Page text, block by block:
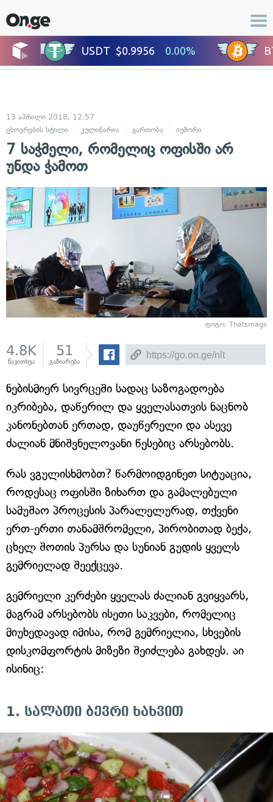
13 აპრილი 2018, 12:57
ცხოვრების სტილი
კულინარია გართობა იუმორი
7 საჭმელი, რომელიც ოფისში არ
უნდა ჭამოთ
ფოტო: Thatsmags
4.8K
წაკითხვა
51
გაზიარება
ნებისმიერ სივრცეში სადაც საზოგადოება
იკრიბება, დაწერილ და ყველასათვის ნაცნობ
კანონებთან ერთად, დაუწერელი და ასევე
ძალიან მნიშვნელოვანი წესებიც არსებობს.
რას ვგულისხმობთ? წარმოიდგინეთ სიტუაცია,
როდესაც ოფისში ზიხართ და გამალებული
სამუშაო პროცესის პარალელურად, თქვენი
ერთ-ერთი თანამშრომელი, პირობითად ბექა,
ცხელ შოთის პურსა და სუნიან გუდის ყველს
გემრიელად შეექცევა.
გემრიელი კერძები ყველას ძალიან გვიყვარს,
მაგრამ არსებობს ისეთი საკვები, რომელიც
მიუხედავად იმისა, რომ გემრიელია, სხვების
დისკომფორტის მიზეზი შეიძლება გახდეს. აი
ისინიც:
1. სალათი ბევრი ხახვით